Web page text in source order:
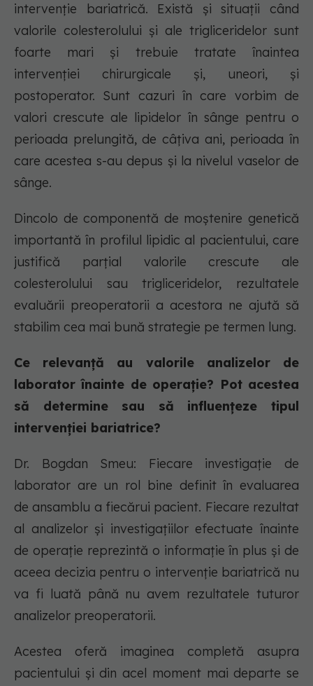
intervenție bariatrică. Există și situații când
valorile colesterolului și ale trigliceridelor sunt
foarte mari și trebuie tratate înaintea
intervenției chirurgicale și, uneori, și
postoperator. Sunt cazuri în care vorbim de
valori crescute ale lipidelor în sânge pentru o
perioada prelungită, de câțiva ani, perioada în
care acestea s-au depus și la nivelul vaselor de
sânge.
Dincolo de componentă de moștenire genetică
importantă în profilul lipidic al pacientului, care
justifică parțial valorile crescute ale
colesterolului sau trigliceridelor, rezultatele
evaluării preoperatorii a acestora ne ajută să
stabilim cea mai bună strategie pe termen lung.
Ce relevanță au valorile analizelor de
laborator înainte de operație? Pot acestea
să determine sau să influențeze tipul
intervenției bariatrice?
Dr. Bogdan Smeu: Fiecare investigație de
laborator are un rol bine definit în evaluarea
de ansamblu a fiecărui pacient. Fiecare rezultat
al analizelor și investigațiilor efectuate înainte
de operație reprezintă o informație în plus și de
aceea decizia pentru o intervenție bariatrică nu
va fi luată până nu avem rezultatele tuturor
analizelor preoperatorii.
Acestea oferă imaginea completă asupra
pacientului și din acel moment mai departe se